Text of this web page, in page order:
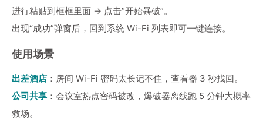
进行粘贴到框框里面 → 点击“开始暴破”。
出现“成功”弹窗后，回到系统 Wi-Fi 列表即可一键连接。
使用场景
出差酒店 ：房间 Wi-Fi 密码太长记不住，查看器 3 秒找回。
公司共享 ：会议室热点密码被改，爆破器离线跑 5 分钟大概率
救场。